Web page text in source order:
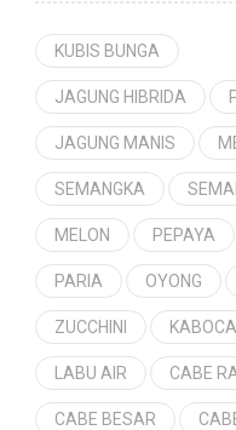
KUBIS BUNGA
JAGUNG HIBRIDA
JAGUNG MANIS
SEMANGKA
MELON PEPAYA
PARIA OYONG
ZUCCHINI KABOCA
LABU AIR CABE
CABE BESAR